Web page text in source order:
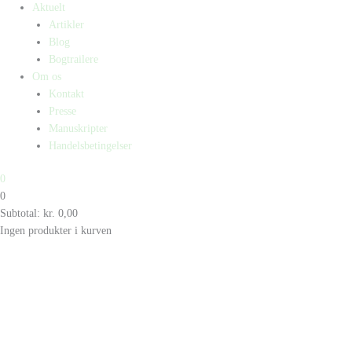
Aktuelt
Artikler
Blog
Bogtrailere
Om os
Kontakt
Presse
Manuskripter
Handelsbetingelser
0
0
Subtotal: kr. 0,00
Ingen produkter i kurven